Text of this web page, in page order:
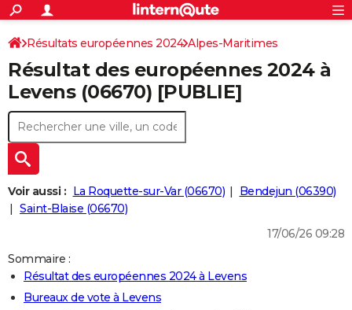
ACTUALITÉS
Politique
Société
Faits Divers
Education
Monde
Villes
+
SPORT
Coupe du monde 2026
Football
Tennis
Cyclisme
Rugby
Forum
Programme TV
TNT
Streaming
Cinéma
Sorties cinéma
Musique
+
FINANCE
Retraite
Impôts
Epargne
Immobilier
Risques naturels par ville
Banque
Assurance
Crédit
AUTO
Essais
Réserver un essai
Citadines
Berlines
SUV
Forum auto
+
HIGH-TECH
Mobiles
Meilleur smartphone
Internet
Ordinateurs
Jeux vidéo
Guide high-tech
BRICOLAGE
Guides de France
Escapades
Patrimoine
Expositions
Musées
Week-end nature
LIFESTYLE
Art de vivre
Bien-être
Loisirs
Mode
Modes de vie
Rechercher
S'inscrire
Connexion
Résultats européennes 2024 Alpes-Maritimes
Résultat des européennes 2024 à
Levens (06670) [PUBLIE]
Voir aussi : La Roquette-sur-Var (06670)
Bendejun (06390)
Saint-Blaise (06670)
17/06/26 09:28
Sommaire :
Résultat des européennes 2024 à Levens
Bureaux de vote à Levens